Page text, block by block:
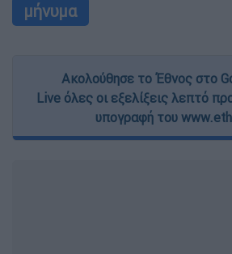
μήνυμα
Ακολούθησε το Έθνος στο
Live όλες οι εξελίξεις λεπτό
υπογραφή του